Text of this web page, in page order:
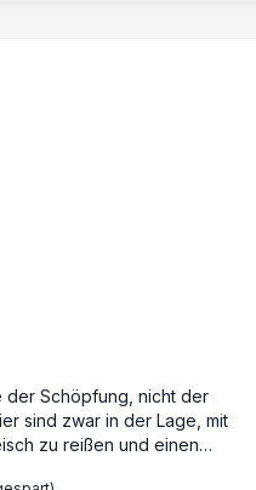
der Schöpfung, nicht der
sind zwar in der Lage, mit
zu reißen und einen